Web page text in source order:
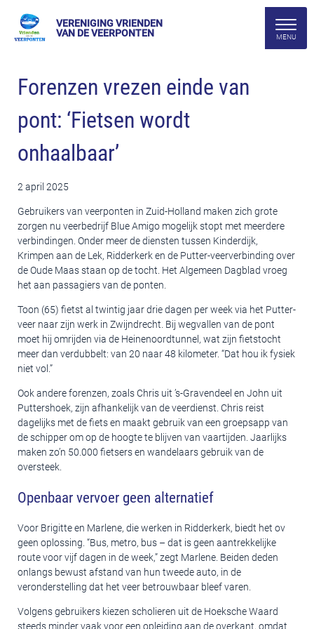
VERENIGING VRIENDEN
VAN DE VEERPONTEN
Forenzen vrezen einde van
pont: ‘Fietsen wordt
onhaalbaar’
2 april 2025
Gebruikers van veerponten in Zuid-Holland maken zich grote
zorgen nu veerbedrijf Blue Amigo mogelijk stopt met meerdere
verbindingen. Onder meer de diensten tussen Kinderdijk,
Krimpen aan de Lek, Ridderkerk en de Putter-veerverbinding over
de Oude Maas staan op de tocht. Het Algemeen Dagblad vroeg
het aan passagiers van de ponten.
Toon (65) fietst al twintig jaar drie dagen per week via het Putter-
veer naar zijn werk in Zwijndrecht. Bij wegvallen van de pont
moet hij omrijden via de Heinenoordtunnel, wat zijn fietstocht
meer dan verdubbelt: van 20 naar 48 kilometer. “Dat hou ik fysiek
niet vol.”
Ook andere forenzen, zoals Chris uit ’s-Gravendeel en John uit
Puttershoek, zijn afhankelijk van de veerdienst. Chris reist
dagelijks met de fiets en maakt gebruik van een groepsapp van
de schipper om op de hoogte te blijven van vaartijden. Jaarlijks
maken zo’n 50.000 fietsers en wandelaars gebruik van de
oversteek.
Openbaar vervoer geen alternatief
Voor Brigitte en Marlene, die werken in Ridderkerk, biedt het ov
geen oplossing. “Bus, metro, bus – dat is geen aantrekkelijke
route voor vijf dagen in de week,” zegt Marlene. Beiden deden
onlangs bewust afstand van hun tweede auto, in de
veronderstelling dat het veer betrouwbaar bleef varen.
Volgens gebruikers kiezen scholieren uit de Hoeksche Waard
steeds minder vaak voor een opleiding aan de overkant, omdat